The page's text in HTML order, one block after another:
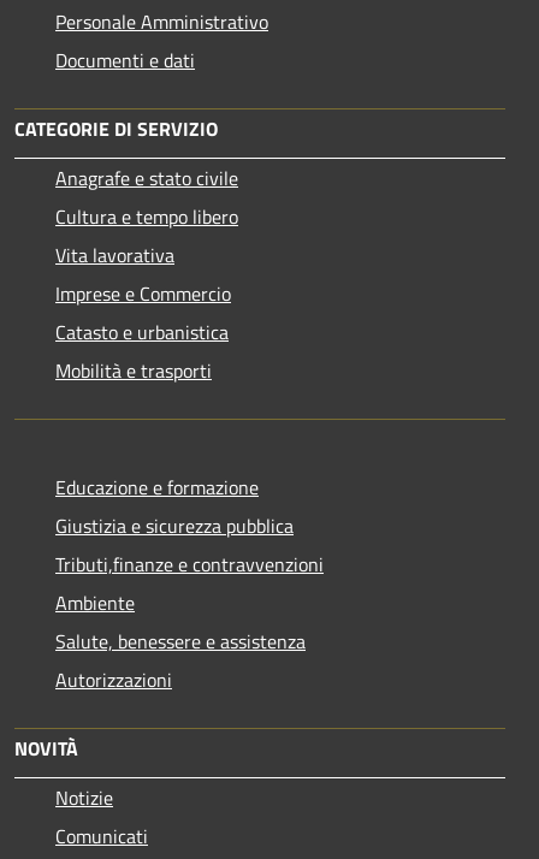
Personale Amministrativo
Documenti e dati
CATEGORIE DI SERVIZIO
Anagrafe e stato civile
Cultura e tempo libero
Vita lavorativa
Imprese e Commercio
Catasto e urbanistica
Mobilità e trasporti
Educazione e formazione
Giustizia e sicurezza pubblica
Tributi,finanze e contravvenzioni
Ambiente
Salute, benessere e assistenza
Autorizzazioni
NOVITÀ
Notizie
Comunicati